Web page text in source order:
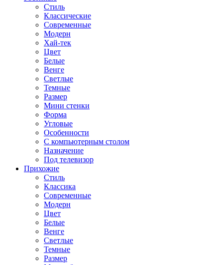
Стиль
Классические
Современные
Модерн
Хай-тек
Цвет
Белые
Венге
Светлые
Темные
Размер
Мини стенки
Форма
Угловые
Особенности
С компьютерным столом
Назначение
Под телевизор
Прихожие
Стиль
Классика
Современные
Модерн
Цвет
Белые
Венге
Светлые
Темные
Размер